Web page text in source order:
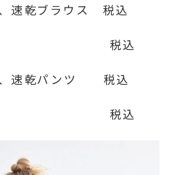
速乾ブラウス 税込
ズ 税込
、速乾パンツ 税込
ズ 税込